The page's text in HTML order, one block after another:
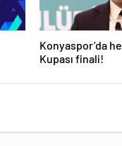
Konyaspor’da
Kupası finali!